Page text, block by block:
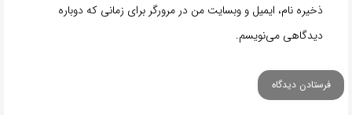
ذخیره نام، ایمیل و وبسایت من در مرورگر برای زمانی که دوباره
دیدگاهی می‌نویسم.